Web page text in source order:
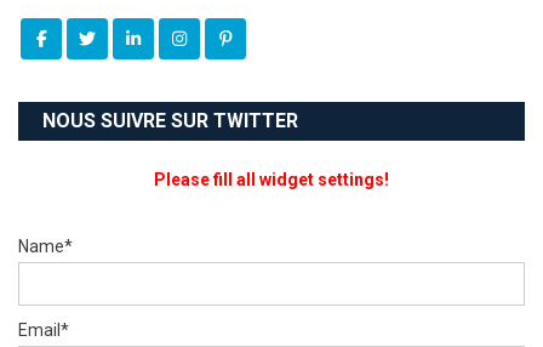
NOUS SUIVRE SUR TWITTER
Please fill all widget settings!
Name*
Email*